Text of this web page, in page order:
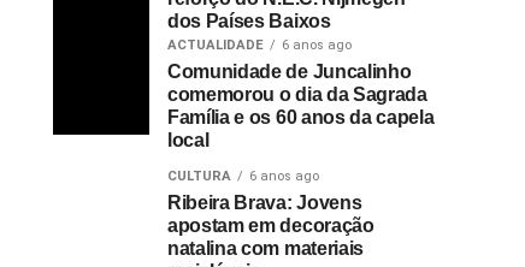
dos Países Baixos
ACTUALIDADE 6 anos ago
Comunidade de Juncalinho
comemorou o dia da Sagrada
Família e os 60 anos da capela
local
CULTURA 6 anos ago
Ribeira Brava: Jovens
apostam em decoração
natalina com materiais